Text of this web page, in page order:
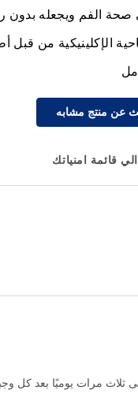
الفم ويجعله بدون
الإكلينيكية من قبل
عن منتج مشابه
قائمة امنياتك
ثلاث مرات يوميًا بعد كل